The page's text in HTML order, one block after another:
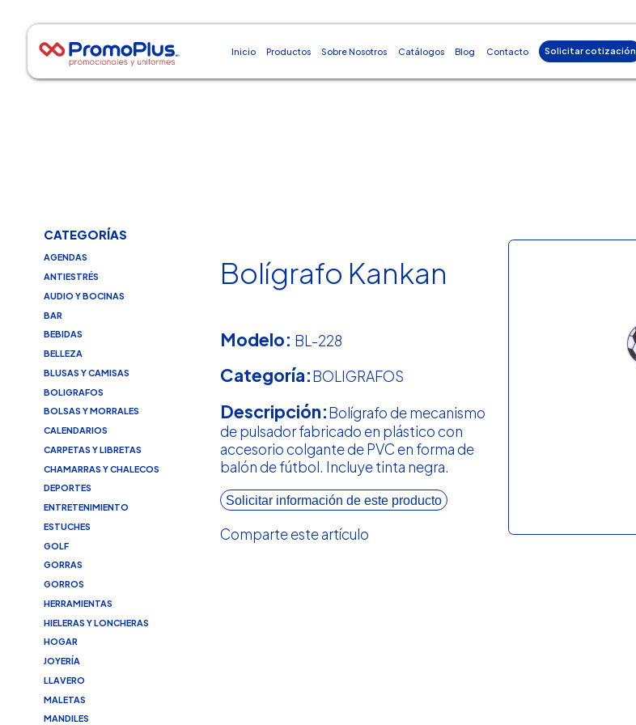
Inicio Productos Sobre Nosotros Catálogos Blog Contacto Solicitar cotización
CATEGORÍAS
AGENDAS
ANTIESTRÉS
AUDIO Y BOCINAS
BAR
BEBIDAS
BELLEZA
BLUSAS Y CAMISAS
BOLIGRAFOS
BOLSAS Y MORRALES
CALENDARIOS
CARPETAS Y LIBRETAS
CHAMARRAS Y CHALECOS
DEPORTES
ENTRETENIMIENTO
ESTUCHES
GOLF
GORRAS
GORROS
HERRAMIENTAS
HIELERAS Y LONCHERAS
HOGAR
JOYERÍA
LLAVERO
MALETAS
MANDILES
Bolígrafo Kankan
Modelo: BL-228
Categoría:BOLIGRAFOS
Descripción:Bolígrafo de mecanismo
de pulsador fabricado en plástico con
accesorio colgante de PVC en forma de
balón de fútbol. Incluye tinta negra.
Solicitar información de este producto
Comparte este artículo